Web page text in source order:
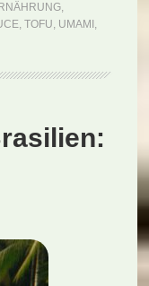
,
, TOFU, UMAMI ,